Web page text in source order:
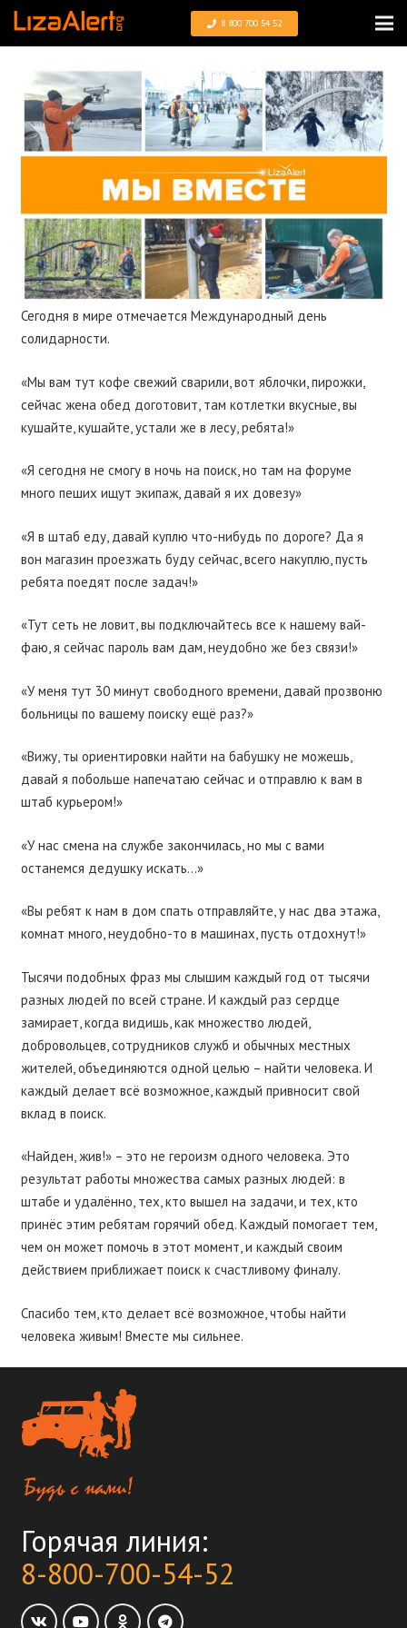
8 800 700 54 52
Сегодня в мире отмечается Международный день
солидарности.
«Мы вам тут кофе свежий сварили, вот яблочки, пирожки,
сейчас жена обед доготовит, там котлетки вкусные, вы
кушайте, кушайте, устали же в лесу, ребята!»
«Я сегодня не смогу в ночь на поиск, но там на форуме
много пеших ищут экипаж, давай я их довезу»
«Я в штаб еду, давай куплю что-нибудь по дороге? Да я
вон магазин проезжать буду сейчас, всего накуплю, пусть
ребята поедят после задач!»
«Тут сеть не ловит, вы подключайтесь все к нашему вай-
фаю, я сейчас пароль вам дам, неудобно же без связи!»
«У меня тут 30 минут свободного времени, давай прозвоню
больницы по вашему поиску ещё раз?»
«Вижу, ты ориентировки найти на бабушку не можешь,
давай я побольше напечатаю сейчас и отправлю к вам в
штаб курьером!»
«У нас смена на службе закончилась, но мы с вами
останемся дедушку искать…»
«Вы ребят к нам в дом спать отправляйте, у нас два этажа,
комнат много, неудобно-то в машинах, пусть отдохнут!»
Тысячи подобных фраз мы слышим каждый год от тысячи
разных людей по всей стране. И каждый раз сердце
замирает, когда видишь, как множество людей,
добровольцев, сотрудников служб и обычных местных
жителей, объединяются одной целью – найти человека. И
каждый делает всё возможное, каждый привносит свой
вклад в поиск.
«Найден, жив!» – это не героизм одного человека. Это
результат работы множества самых разных людей: в
штабе и удалённо, тех, кто вышел на задачи, и тех, кто
принёс этим ребятам горячий обед. Каждый помогает тем,
чем он может помочь в этот момент, и каждый своим
действием приближает поиск к счастливому финалу.
Спасибо тем, кто делает всё возможное, чтобы найти
человека живым! Вместе мы сильнее.
Горячая линия:
8-800-700-54-52